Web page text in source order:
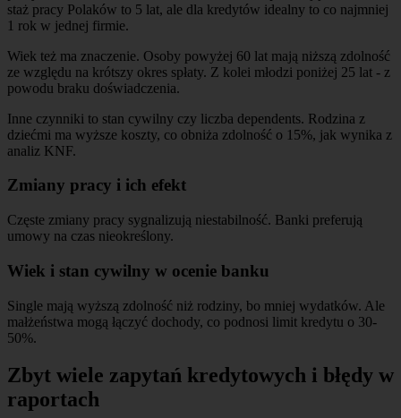
staż pracy Polaków to 5 lat, ale dla kredytów idealny to co najmniej
1 rok w jednej firmie.
Wiek też ma znaczenie. Osoby powyżej 60 lat mają niższą zdolność
ze względu na krótszy okres spłaty. Z kolei młodzi poniżej 25 lat - z
powodu braku doświadczenia.
Inne czynniki to stan cywilny czy liczba dependents. Rodzina z
dziećmi ma wyższe koszty, co obniża zdolność o 15%, jak wynika z
analiz KNF.
Zmiany pracy i ich efekt
Częste zmiany pracy sygnalizują niestabilność. Banki preferują
umowy na czas nieokreślony.
Wiek i stan cywilny w ocenie banku
Single mają wyższą zdolność niż rodziny, bo mniej wydatków. Ale
małżeństwa mogą łączyć dochody, co podnosi limit kredytu o 30-
50%.
Zbyt wiele zapytań kredytowych i błędy w
raportach